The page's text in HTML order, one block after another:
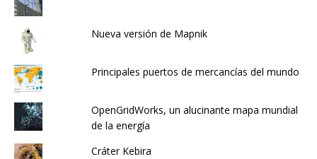
Nueva versión de Mapnik
Principales puertos de mercancías del mundo
OpenGridWorks, un alucinante mapa mundial
de la energía
Cráter Kebira